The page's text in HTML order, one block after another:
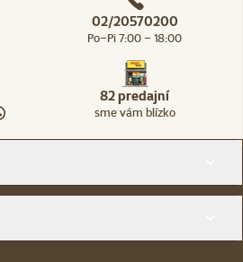
02/20570200
Po–Pi 7:00 – 18:00
82 predajní
sme vám blízko